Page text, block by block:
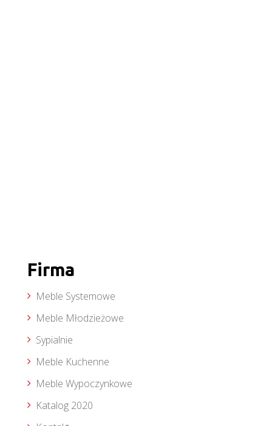
Firma
Meble Systemowe
Meble Młodzieżowe
Sypialnie
Meble Kuchenne
Meble Wypoczynkowe
Katalog 2020